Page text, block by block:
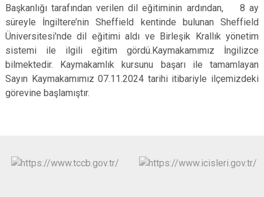
Başkanlığı tarafından verilen dil eğitiminin ardından, 8 ay
süreyle İngiltere’nin Sheffield kentinde bulunan Sheffield
Üniversitesi'nde dil eğitimi aldı ve Birleşik Krallık yönetim
sistemi ile ilgili eğitim gördü.Kaymakamımız İngilizce
bilmektedir. Kaymakamlık kursunu başarı ile tamamlayan
Sayın Kaymakamımız 07.11.2024 tarihi itibariyle ilçemizdeki
görevine başlamıştır.